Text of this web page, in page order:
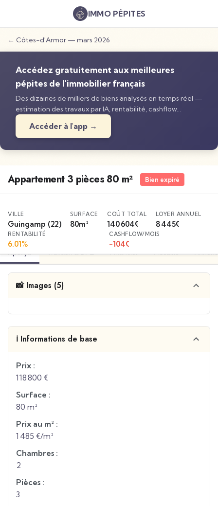
IMMOPÉPITES
← Côtes-d'Armor — mars 2026
Accédez gratuitement aux meilleures
pépites de l'immobilier français
Des dizaines de milliers de biens analysés en temps réel —
estimation des travaux par IA, rentabilité, cashflow…
Accéder à l'app →
Appartement 3 pièces 80 m² Bien expiré
VILLE
Guingamp (22)
SURFACE
80m²
COÛT TOTAL
140 604€
LOYER ANNUEL
8 445€
RENTABILITÉ
6.01%
CASHFLOW/MOIS
-104€
Aperçu Travaux & DPE Financier Fiscalité
📸 Images (5)
ℹ️ Informations de base
Prix :
118 800 €
Surface :
80 m²
Prix au m² :
1 485 €/m²
Chambres :
2
Pièces :
3